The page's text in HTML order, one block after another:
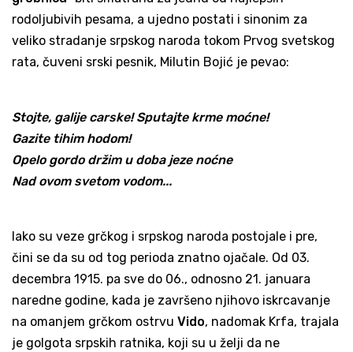
rodoljubivih pesama, a ujedno postati i sinonim za
veliko stradanje srpskog naroda tokom Prvog svetskog
rata, čuveni srski pesnik, Milutin Bojić je pevao:
Stojte, galije carske! Sputajte krme moćne!
Gazite tihim hodom!
Opelo gordo držim u doba jeze noćne
Nad ovom svetom vodom...
Iako su veze grčkog i srpskog naroda postojale i pre,
čini se da su od tog perioda znatno ojačale. Od 03.
decembra 1915. pa sve do 06., odnosno 21. januara
naredne godine, kada je završeno njihovo iskrcavanje
na omanjem grčkom ostrvu Vido, nadomak Krfa, trajala
je golgota srpskih ratnika, koji su u želji da ne